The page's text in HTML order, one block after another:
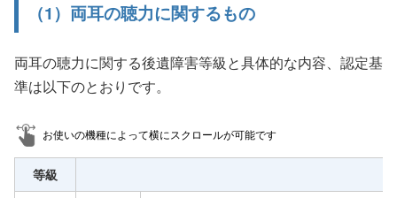
（1）両耳の聴力に関するもの
両耳の聴力に関する後遺障害等級と具体的な内容、認定基
準は以下のとおりです。
お使いの機種によって横にスクロールが可能です
等級